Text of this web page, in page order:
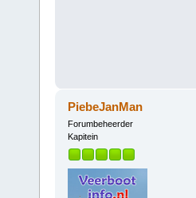
PiebeJanMan
Forumbeheerder
Kapitein